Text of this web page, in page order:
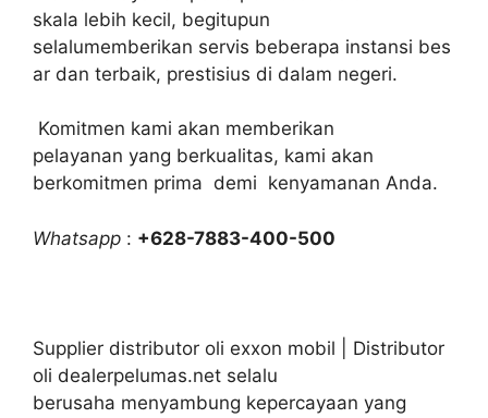
skala lebih kecil, begitupun
selalumemberikan servis beberapa instansi bes
ar dan terbaik, prestisius di dalam negeri.
Komitmen kami akan memberikan
pelayanan yang berkualitas, kami akan
berkomitmen prima demi kenyamanan Anda.
Whatsapp : +628-7883-400-500
Supplier distributor oli exxon mobil | Distributor
oli dealerpelumas.net selalu
berusaha menyambung kepercayaan yang